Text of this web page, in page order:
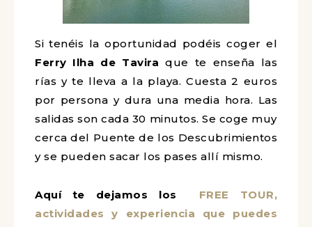
Si tenéis la oportunidad podéis coger el
Ferry Ilha de Tavira que te enseña las
rías y te lleva a la playa. Cuesta 2 euros
por persona y dura una media hora. Las
salidas son cada 30 minutos. Se coge
Descubrimientos y se pueden sacar los
pases allí mismo.